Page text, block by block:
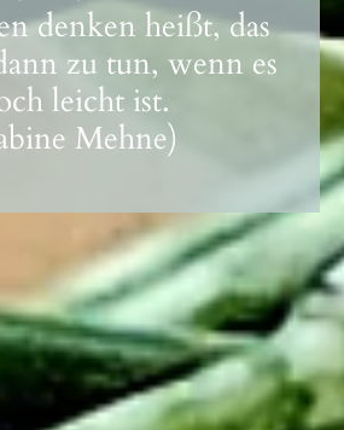
denken heißt, das
zu tun, wenn es
leicht ist.
Mehne)